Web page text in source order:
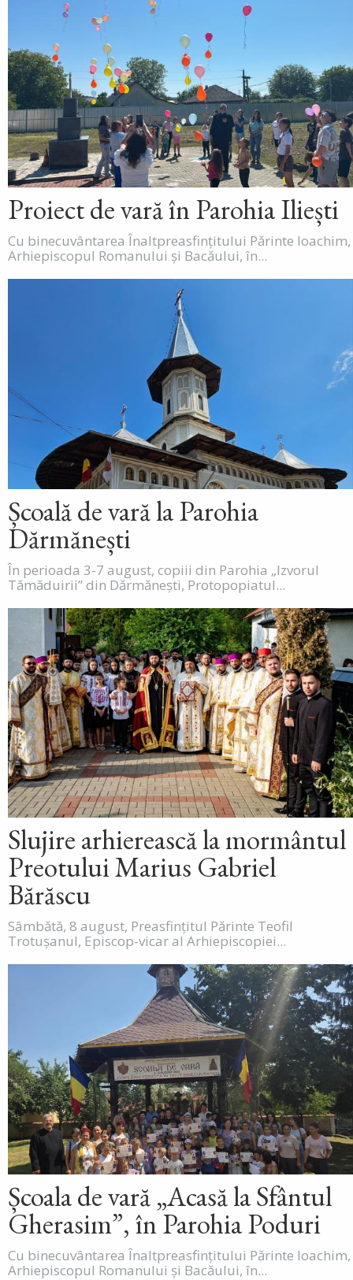
Proiect de vară în Parohia Iliești
Cu binecuvântarea Înaltpreasfințitului Părinte Ioachim,
Arhiepiscopul Romanului și Bacăului, în...
Școală de vară la Parohia
Dărmănești
În perioada 3-7 august, copiii din Parohia „Izvorul
Tămăduirii” din Dărmănești, Protopopiatul...
Slujire arhierească la mormântul
Preotului Marius Gabriel
Bărăscu
Sâmbătă, 8 august, Preasfințitul Părinte Teofil
Trotușanul, Episcop-vicar al Arhiepiscopiei...
Școala de vară „Acasă la Sfântul
Gherasim”, în Parohia Poduri
Cu binecuvântarea Înaltpreasfințitului Părinte Ioachim,
Arhiepiscopul Romanului și Bacăului, în...